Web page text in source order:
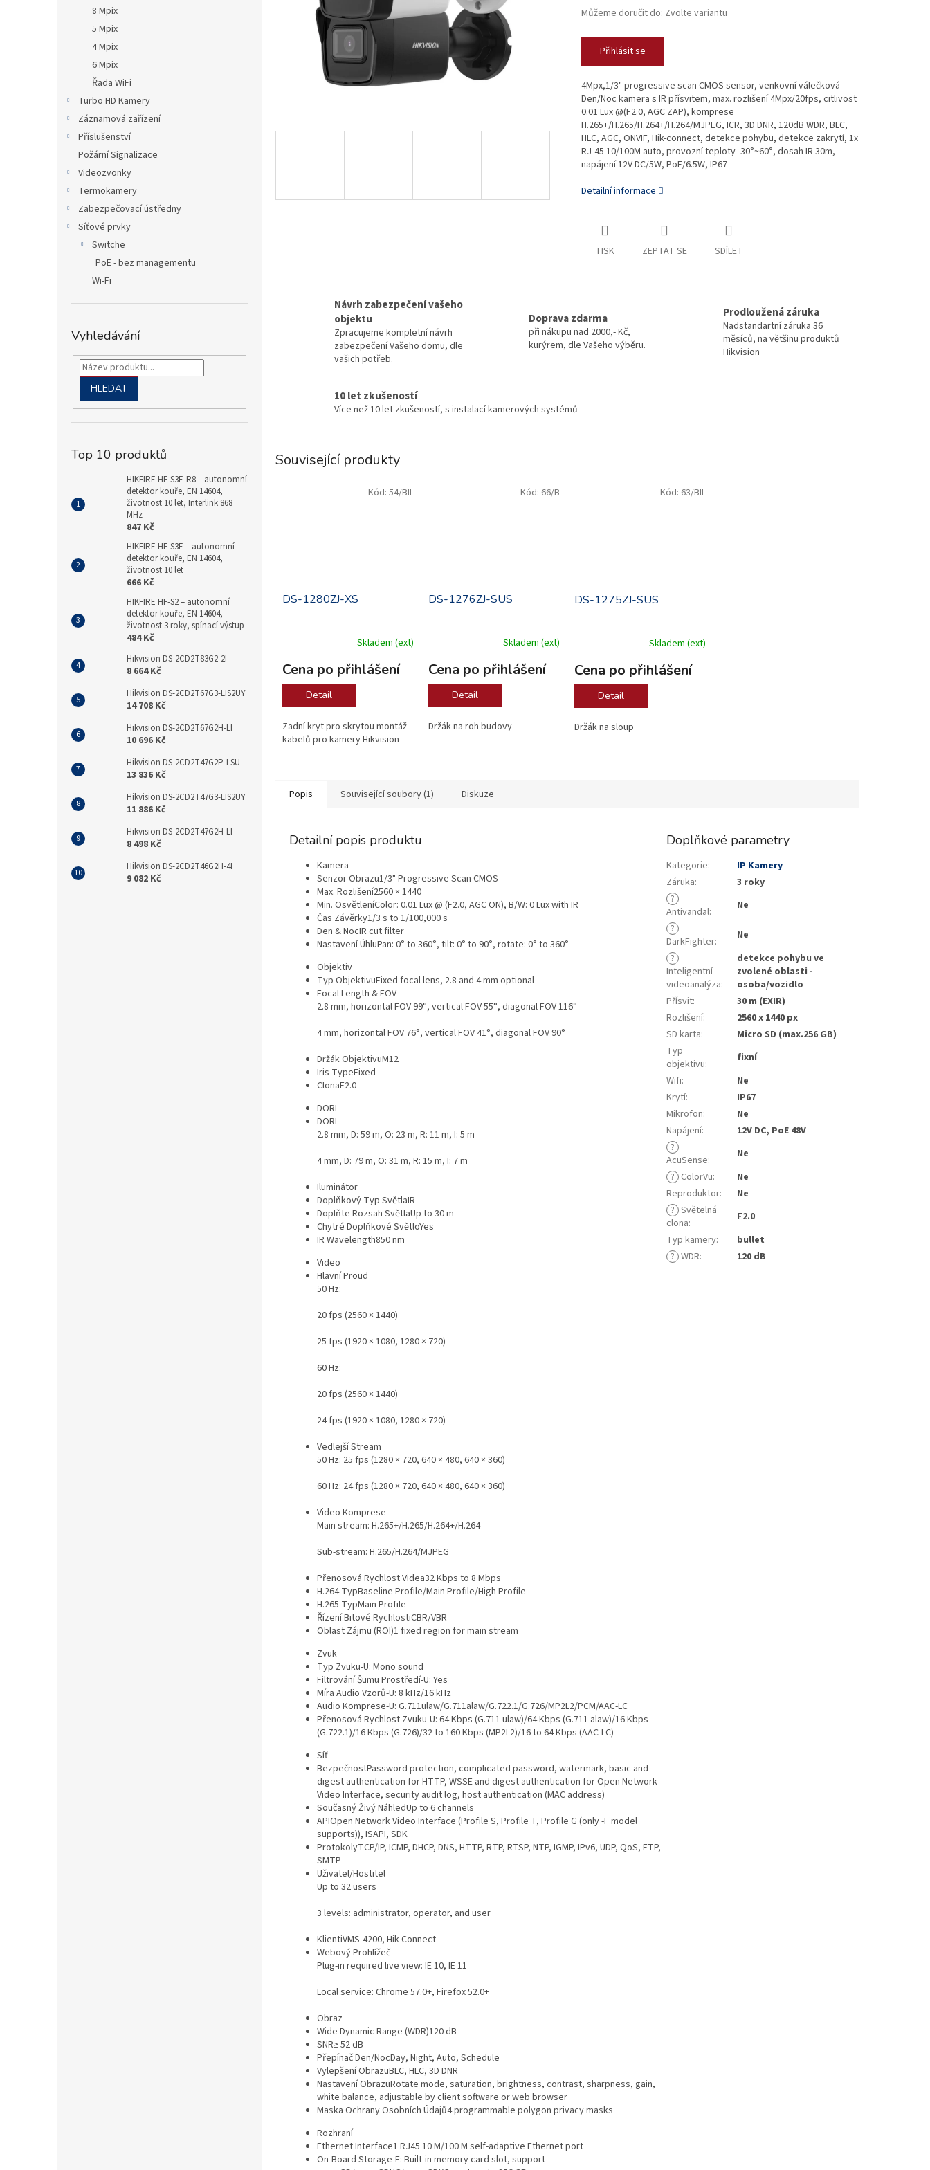
8 Mpix
5 Mpix
4 Mpix
6 Mpix
Řada WiFi
Turbo HD Kamery
Záznamová zařízení
Příslušenství
Požární Signalizace
Videozvonky
Termokamery
Zabezpečovací ústředny
Síťové prvky
Switche
PoE - bez managementu
Wi-Fi
Vyhledávání
HLEDAT
Top 10 produktů
HIKFIRE HF-S3E-R8 – autonomní
detektor kouře, EN 14604,
životnost 10 let, Interlink 868
MHz
847 Kč
HIKFIRE HF-S3E – autonomní
detektor kouře, EN 14604,
životnost 10 let
666 Kč
HIKFIRE HF-S2 – autonomní
detektor kouře, EN 14604,
životnost 3 roky, spínací výstup
484 Kč
Hikvision DS-2CD2T83G2-2I
8 664 Kč
Hikvision DS-2CD2T67G3-LIS2UY
14 708 Kč
Hikvision DS-2CD2T67G2H-LI
10 696 Kč
Hikvision DS-2CD2T47G2P-LSU
13 836 Kč
Hikvision DS-2CD2T47G3-LIS2UY
11 886 Kč
Hikvision DS-2CD2T47G2H-LI
8 498 Kč
Hikvision DS-2CD2T46G2H-4I
9 082 Kč
Můžeme doručit do: Zvolte variantu
Přihlásit se
4Mpx,1/3" progressive scan CMOS sensor, venkovní válečková
Den/Noc kamera s IR přísvitem, max. rozlišení 4Mpx/20fps, citlivost
0.01 Lux @(F2.0, AGC ZAP), komprese
H.265+/H.265/H.264+/H.264/MJPEG, ICR, 3D DNR, 120dB WDR, BLC,
HLC, AGC, ONVIF, Hik-connect, detekce pohybu, detekce zakrytí, 1x
RJ-45 10/100M auto, provozní teploty -30°~60°, dosah IR 30m,
napájení 12V DC/5W, PoE/6.5W, IP67
Detailní informace
TISK ZEPTAT SE SDÍLET
Návrh zabezpečení vašeho
objektu
Zpracujeme kompletní návrh
zabezpečení Vašeho domu, dle
vašich potřeb.
Doprava zdarma
při nákupu nad 2000,- Kč,
kurýrem, dle Vašeho výběru.
Prodloužená záruka
Nadstandartní záruka 36
měsíců, na většinu produktů
Hikvision
10 let zkušeností
Více než 10 let zkušeností, s instalací kamerových systémů
Související produkty
DS-1280ZJ-XS
Skladem (ext)
Cena po přihlášení
Detail
Zadní kryt pro skrytou montáž
kabelů pro kamery Hikvision
Kód: 54/BIL
DS-1276ZJ-SUS
Skladem (ext)
Cena po přihlášení
Detail
Držák na roh budovy
Kód: 66/B
DS-1275ZJ-SUS
Skladem (ext)
Cena po přihlášení
Detail
Držák na sloup
Kód: 63/BIL
Popis Související soubory (1) Diskuze
Detailní popis produktu
Kamera
Senzor Obrazu1/3" Progressive Scan CMOS
Max. Rozlišení2560 × 1440
Min. OsvětleníColor: 0.01 Lux @ (F2.0, AGC ON), B/W: 0 Lux with IR
Čas Závěrky1/3 s to 1/100,000 s
Den & NocIR cut filter
Nastavení ÚhluPan: 0° to 360°, tilt: 0° to 90°, rotate: 0° to 360°
Objektiv
Typ ObjektivuFixed focal lens, 2.8 and 4 mm optional
Focal Length & FOV
2.8 mm, horizontal FOV 99°, vertical FOV 55°, diagonal FOV 116°
4 mm, horizontal FOV 76°, vertical FOV 41°, diagonal FOV 90°
Držák ObjektivuM12
Iris TypeFixed
ClonaF2.0
DORI
DORI
2.8 mm, D: 59 m, O: 23 m, R: 11 m, I: 5 m
4 mm, D: 79 m, O: 31 m, R: 15 m, I: 7 m
Iluminátor
Doplňkový Typ SvětlaIR
Doplňte Rozsah SvětlaUp to 30 m
Chytré Doplňkové SvětloYes
IR Wavelength850 nm
Video
Hlavní Proud
50 Hz:
20 fps (2560 × 1440)
25 fps (1920 × 1080, 1280 × 720)
60 Hz:
20 fps (2560 × 1440)
24 fps (1920 × 1080, 1280 × 720)
Vedlejší Stream
50 Hz: 25 fps (1280 × 720, 640 × 480, 640 × 360)
60 Hz: 24 fps (1280 × 720, 640 × 480, 640 × 360)
Video Komprese
Main stream: H.265+/H.265/H.264+/H.264
Sub-stream: H.265/H.264/MJPEG
Přenosová Rychlost Videa32 Kbps to 8 Mbps
H.264 TypBaseline Profile/Main Profile/High Profile
H.265 TypMain Profile
Řízení Bitové RychlostiCBR/VBR
Oblast Zájmu (ROI)1 fixed region for main stream
Zvuk
Typ Zvuku-U: Mono sound
Filtrování Šumu Prostředí-U: Yes
Míra Audio Vzorů-U: 8 kHz/16 kHz
Audio Komprese-U: G.711ulaw/G.711alaw/G.722.1/G.726/MP2L2/PCM/AAC-LC
Přenosová Rychlost Zvuku-U: 64 Kbps (G.711 ulaw)/64 Kbps (G.711 alaw)/16 Kbps
(G.722.1)/16 Kbps (G.726)/32 to 160 Kbps (MP2L2)/16 to 64 Kbps (AAC-LC)
Síť
BezpečnostPassword protection, complicated password, watermark, basic and
digest authentication for HTTP, WSSE and digest authentication for Open Network
Video Interface, security audit log, host authentication (MAC address)
Současný Živý NáhledUp to 6 channels
APIOpen Network Video Interface (Profile S, Profile T, Profile G (only -F model
supports)), ISAPI, SDK
ProtokolyTCP/IP, ICMP, DHCP, DNS, HTTP, RTP, RTSP, NTP, IGMP, IPv6, UDP, QoS, FTP,
SMTP
Uživatel/Hostitel
Up to 32 users
3 levels: administrator, operator, and user
KlientiVMS-4200, Hik-Connect
Webový Prohlížeč
Plug-in required live view: IE 10, IE 11
Local service: Chrome 57.0+, Firefox 52.0+
Obraz
Wide Dynamic Range (WDR)120 dB
SNR≥ 52 dB
Přepínač Den/NocDay, Night, Auto, Schedule
Vylepšení ObrazuBLC, HLC, 3D DNR
Nastavení ObrazuRotate mode, saturation, brightness, contrast, sharpness, gain,
white balance, adjustable by client software or web browser
Maska Ochrany Osobních Údajů4 programmable polygon privacy masks
Rozhraní
Ethernet Interface1 RJ45 10 M/100 M self-adaptive Ethernet port
On-Board Storage-F: Built-in memory card slot, support
Doplňkové parametry
Kategorie:
IP Kamery
Záruka:
3 roky
?
Antivandal:
Ne
?
DarkFighter:
Ne
?
Inteligentní
videoanalýza:
detekce pohybu ve
zvolené oblasti -
osoba/vozidlo
Přísvit:
30 m (EXIR)
Rozlišení:
2560 x 1440 px
SD karta:
Micro SD (max.256 GB)
Typ
objektivu:
fixní
Wifi:
Ne
Krytí:
IP67
Mikrofon:
Ne
Napájení:
12V DC, PoE 48V
?
AcuSense:
Ne
? ColorVu:
Ne
Reproduktor:
Ne
? Světelná
clona:
F2.0
Typ kamery:
bullet
? WDR: 120 dB